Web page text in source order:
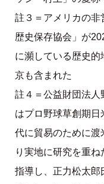
註３＝アメリカの非
歴史保存協会」が
に瀕している歴史
京も含まれた
註４＝公益財団法人
はプロ野球草創期
代に貿易のために渡
り実地に研究を重
指導し、正力松太郎